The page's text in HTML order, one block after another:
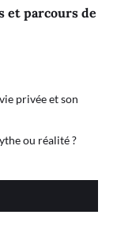
et parcours de
privée et son
ou réalité ?